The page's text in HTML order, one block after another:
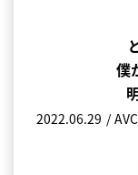
僕
2022.06.29
僕
2022.06.29
僕
2022.06.29